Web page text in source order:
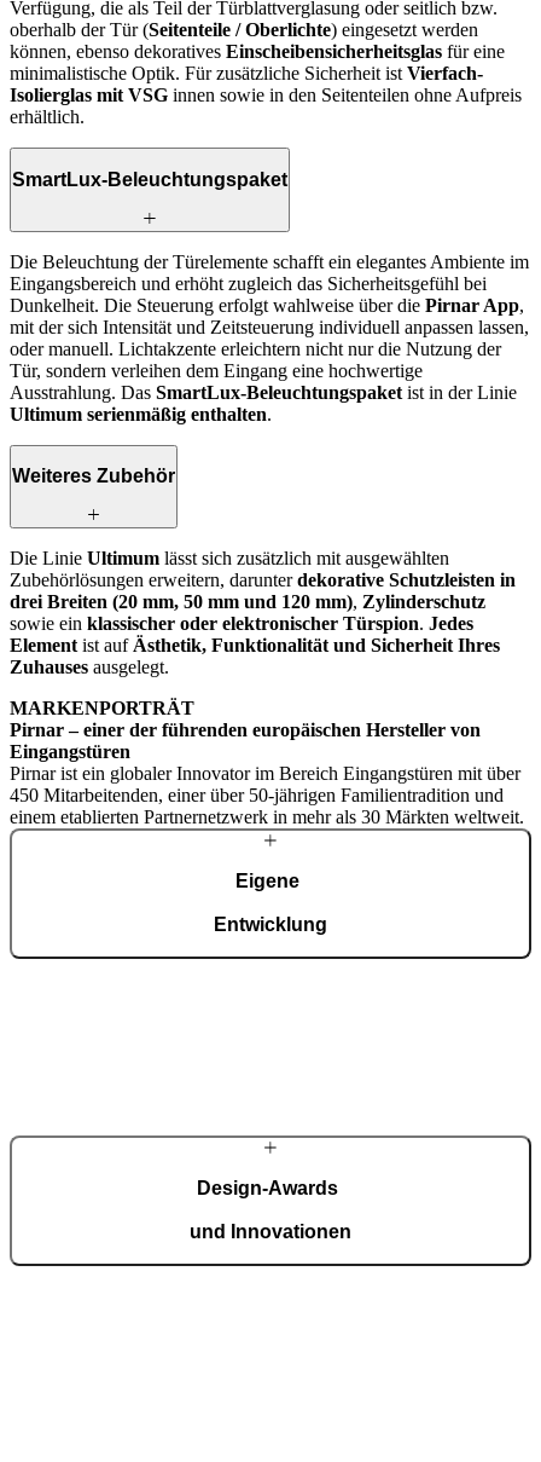
Verfügung, die als Teil der Türblattverglasung oder seitlich bzw.
oberhalb der Tür (Seitenteile / Oberlichte) eingesetzt werden
können, ebenso dekoratives Einscheibensicherheitsglas für eine
minimalistische Optik. Für zusätzliche Sicherheit ist Vierfach-
Isolierglas mit VSG innen sowie in den Seitenteilen ohne Aufpreis
erhältlich.
SmartLux-Beleuchtungspaket
Die Beleuchtung der Türelemente schafft ein elegantes Ambiente im
Eingangsbereich und erhöht zugleich das Sicherheitsgefühl bei
Dunkelheit. Die Steuerung erfolgt wahlweise über die Pirnar App,
mit der sich Intensität und Zeitsteuerung individuell anpassen lassen,
oder manuell. Lichtakzente erleichtern nicht nur die Nutzung der
Tür, sondern verleihen dem Eingang eine hochwertige
Ausstrahlung. Das SmartLux-Beleuchtungspaket ist in der Linie
Ultimum serienmäßig enthalten.
Weiteres Zubehör
Die Linie Ultimum lässt sich zusätzlich mit ausgewählten
Zubehörlösungen erweitern, darunterdekorative Schutzleisten in
drei Breiten (20 mm, 50 mm und 120 mm), Zylinderschutz
sowie ein klassischer oder elektronischer Türspion. Jedes
Element ist auf Ästhetik, Funktionalität und Sicherheit Ihres
Zuhauses ausgelegt.
MARKENPORTRÄT
Pirnar – einer der führenden europäischen Hersteller von
Eingangstüren
Pirnar ist ein globaler Innovator im Bereich Eingangstüren mit über
450 Mitarbeitenden, einer über 50-jährigen Familientradition und
einem etablierten Partnernetzwerk in mehr als 30 Märkten weltweit.
Eigene
Entwicklung
Design-Awards
und Innovationen